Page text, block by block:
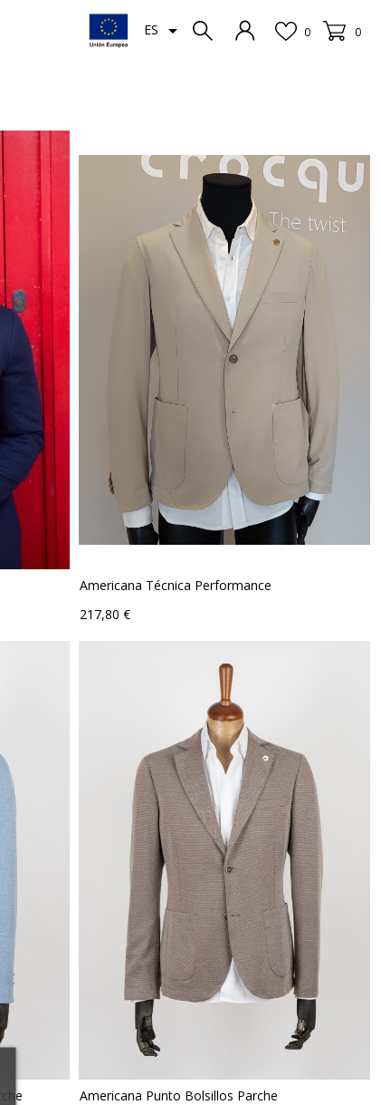
ES  0 0
Americana Técnica Performance
Precio
217,80 €
Americana Punto Bolsillos Parche